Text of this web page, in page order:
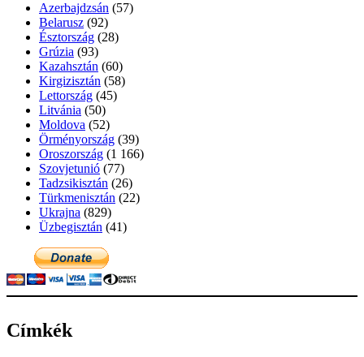
Azerbajdzsán (57)
Belarusz (92)
Észtország (28)
Grúzia (93)
Kazahsztán (60)
Kirgizisztán (58)
Lettország (45)
Litvánia (50)
Moldova (52)
Örményország (39)
Oroszország (1 166)
Szovjetunió (77)
Tadzsikisztán (26)
Türkmenisztán (22)
Ukrajna (829)
Üzbegisztán (41)
Címkék